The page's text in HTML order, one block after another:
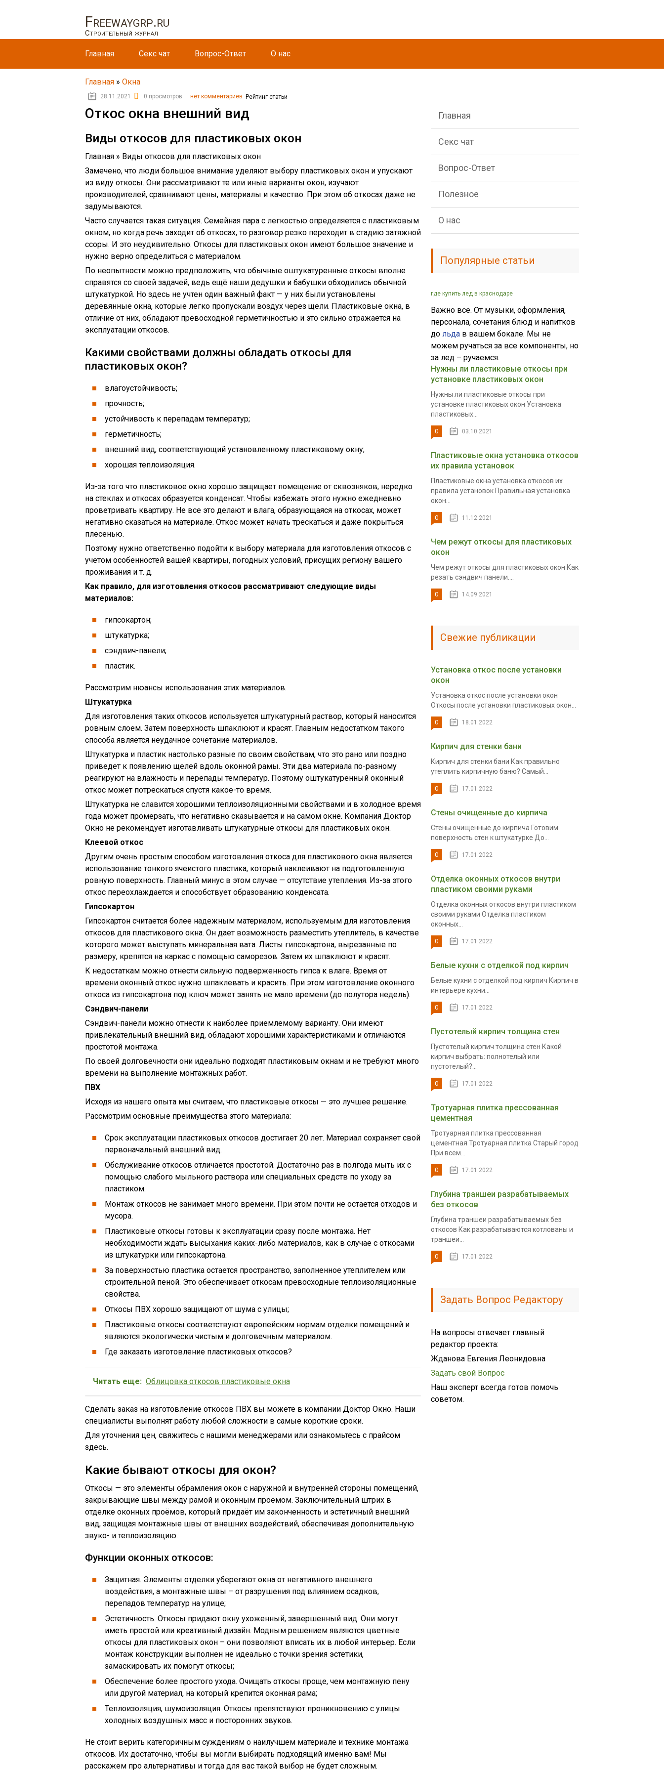
Freewaygrp.ru
Строительный журнал
Главная Секс чат Вопрос-Ответ О нас
Главная » Окна
28.11.2021 0 просмотров нет комментариев Рейтинг статьи
Откос окна внешний вид
Виды откосов для пластиковых окон
Главная » Виды откосов для пластиковых окон
Замечено, что люди большое внимание уделяют выбору пластиковых окон и упускают
из виду откосы. Они рассматривают те или иные варианты окон, изучают
производителей, сравнивают цены, материалы и качество. При этом об откосах даже не
задумываются.
Часто случается такая ситуация. Семейная пара с легкостью определяется с пластиковым
окном, но когда речь заходит об откосах, то разговор резко переходит в стадию затяжной
ссоры. И это неудивительно. Откосы для пластиковых окон имеют большое значение и
нужно верно определиться с материалом.
По неопытности можно предположить, что обычные оштукатуренные откосы вполне
справятся со своей задачей, ведь ещё наши дедушки и бабушки обходились обычной
штукатуркой. Но здесь не учтен один важный факт — у них были установлены
деревянные окна, которые легко пропускали воздух через щели. Пластиковые окна, в
отличие от них, обладают превосходной герметичностью и это сильно отражается на
эксплуатации откосов.
Какими свойствами должны обладать откосы для
пластиковых окон?
влагоустойчивость;
прочность;
устойчивость к перепадам температур;
герметичность;
внешний вид, соответствующий установленному пластиковому окну;
хорошая теплоизоляция.
Из-за того что пластиковое окно хорошо защищает помещение от сквозняков, нередко
на стеклах и откосах образуется конденсат. Чтобы избежать этого нужно ежедневно
проветривать квартиру. Не все это делают и влага, образующаяся на откосах, может
негативно сказаться на материале. Откос может начать трескаться и даже покрыться
плесенью.
Поэтому нужно ответственно подойти к выбору материала для изготовления откосов с
учетом особенностей вашей квартиры, погодных условий, присущих региону вашего
проживания и т. д.
Как правило, для изготовления откосов рассматривают следующие виды
материалов:
гипсокартон;
штукатурка;
сэндвич-панели;
пластик.
Рассмотрим нюансы использования этих материалов.
Штукатурка
Для изготовления таких откосов используется штукатурный раствор, который наносится
ровным слоем. Затем поверхность шпаклюют и красят. Главным недостатком такого
способа является неудачное сочетание материалов.
Штукатурка и пластик настолько разные по своим свойствам, что это рано или поздно
приведет к появлению щелей вдоль оконной рамы. Эти два материала по-разному
реагируют на влажность и перепады температур. Поэтому оштукатуренный оконный
откос может потрескаться спустя какое-то время.
Штукатурка не славится хорошими теплоизоляционными свойствами и в холодное время
года может промерзать, что негативно сказывается и на самом окне. Компания Доктор
Окно не рекомендует изготавливать штукатурные откосы для пластиковых окон.
Клеевой откос
Другим очень простым способом изготовления откоса для пластикового окна является
использование тонкого ячеистого пластика, который наклеивают на подготовленную
ровную поверхность. Главный минус в этом случае — отсутствие утепления. Из-за этого
откос переохлаждается и способствует образованию конденсата.
Гипсокартон
Гипсокартон считается более надежным материалом, используемым для изготовления
откосов для пластикового окна. Он дает возможность разместить утеплитель, в качестве
которого может выступать минеральная вата. Листы гипсокартона, вырезанные по
размеру, крепятся на каркас с помощью саморезов. Затем их шпаклюют и красят.
К недостаткам можно отнести сильную подверженность гипса к влаге. Время от
времени оконный откос нужно шпаклевать и красить. При этом изготовление оконного
откоса из гипсокартона под ключ может занять не мало времени (до полутора недель).
Сэндвич-панели
Сэндвич-панели можно отнести к наиболее приемлемому варианту. Они имеют
привлекательный внешний вид, обладают хорошими характеристиками и отличаются
простотой монтажа.
По своей долговечности они идеально подходят пластиковым окнам и не требуют много
времени на выполнение монтажных работ.
ПВХ
Исходя из нашего опыта мы считаем, что пластиковые откосы — это лучшее решение.
Рассмотрим основные преимущества этого материала:
Срок эксплуатации пластиковых откосов достигает 20 лет. Материал сохраняет свой
первоначальный внешний вид.
Обслуживание откосов отличается простотой. Достаточно раз в полгода мыть их с
помощью слабого мыльного раствора или специальных средств по уходу за
пластиком.
Монтаж откосов не занимает много времени. При этом почти не остается отходов и
мусора.
Пластиковые откосы готовы к эксплуатации сразу после монтажа. Нет
необходимости ждать высыхания каких-либо материалов, как в случае с откосами
из штукатурки или гипсокартона.
За поверхностью пластика остается пространство, заполненное утеплителем или
строительной пеной. Это обеспечивает откосам превосходные теплоизоляционные
свойства.
Откосы ПВХ хорошо защищают от шума с улицы;
Пластиковые откосы соответствуют европейским нормам отделки помещений и
являются экологически чистым и долговечным материалом.
Где заказать изготовление пластиковых откосов?
Читать еще: Облицовка откосов пластиковые окна
Сделать заказ на изготовление откосов ПВХ вы можете в компании Доктор Окно. Наши
специалисты выполнят работу любой сложности в самые короткие сроки.
Для уточнения цен, свяжитесь с нашими менеджерами или ознакомьтесь с прайсом
здесь.
Какие бывают откосы для окон?
Откосы — это элементы обрамления окон с наружной и внутренней стороны помещений,
закрывающие швы между рамой и оконным проёмом. Заключительный штрих в
отделке оконных проёмов, который придаёт им законченность и эстетичный внешний
вид, защищая монтажные швы от внешних воздействий, обеспечивая дополнительную
звуко- и теплоизоляцию.
Функции оконных откосов:
Защитная. Элементы отделки уберегают окна от негативного внешнего
воздействия, а монтажные швы – от разрушения под влиянием осадков,
перепадов температур на улице;
Эстетичность. Откосы придают окну ухоженный, завершенный вид. Они могут
иметь простой или креативный дизайн. Модным решением являются цветные
откосы для пластиковых окон – они позволяют вписать их в любой интерьер. Если
монтаж конструкции выполнен не идеально с точки зрения эстетики,
замаскировать их помогут откосы;
Обеспечение более простого ухода. Очищать откосы проще, чем монтажную пену
или другой материал, на который крепится оконная рама;
Теплоизоляция, шумоизоляция. Откосы препятствуют проникновению с улицы
холодных воздушных масс и посторонних звуков.
Не стоит верить категоричным суждениям о наилучшем материале и технике монтажа
откосов. Их достаточно, чтобы вы могли выбирать подходящий именно вам! Мы
расскажем про альтернативы и тогда для вас такой выбор не будет сложным.
Главная
Секс чат
Вопрос-Ответ
Полезное
О нас
Популярные статьи
где купить лед в краснодаре
Важно все. От музыки, оформления,
персонала, сочетания блюд и напитков
до льда в вашем бокале. Мы не
можем ручаться за все компоненты, но
за лед – ручаемся.
Нужны ли пластиковые откосы при
установке пластиковых окон
Нужны ли пластиковые откосы при
установке пластиковых окон Установка
пластиковых...
0 03.10.2021
Пластиковые окна установка откосов
их правила установок
Пластиковые окна установка откосов их
правила установок Правильная установка
окон...
0 11.12.2021
Чем режут откосы для пластиковых
окон
Чем режут откосы для пластиковых окон Как
резать сэндвич панели....
0 14.09.2021
Свежие публикации
Установка откос после установки
окон
Установка откос после установки окон
Откосы после установки пластиковых окон...
0 18.01.2022
Кирпич для стенки бани
Кирпич для стенки бани Как правильно
утеплить кирпичную баню? Самый...
0 17.01.2022
Стены очищенные до кирпича
Стены очищенные до кирпича Готовим
поверхность стен к штукатурке До...
0 17.01.2022
Отделка оконных откосов внутри
пластиком своими руками
Отделка оконных откосов внутри пластиком
своими руками Отделка пластиком
оконных...
0 17.01.2022
Белые кухни с отделкой под кирпич
Белые кухни с отделкой под кирпич Кирпич в
интерьере кухни...
0 17.01.2022
Пустотелый кирпич толщина стен
Пустотелый кирпич толщина стен Какой
кирпич выбрать: полнотелый или
пустотелый?...
0 17.01.2022
Тротуарная плитка прессованная
цементная
Тротуарная плитка прессованная
цементная Тротуарная плитка Старый город
При всем...
0 17.01.2022
Глубина траншеи разрабатываемых
без откосов
Глубина траншеи разрабатываемых без
откосов Как разрабатываются котлованы и
траншеи...
0 17.01.2022
Задать Вопрос Редактору
На вопросы отвечает главный
редактор проекта:
Жданова Евгения Леонидовна
Задать свой Вопрос
Наш эксперт всегда готов помочь
советом.